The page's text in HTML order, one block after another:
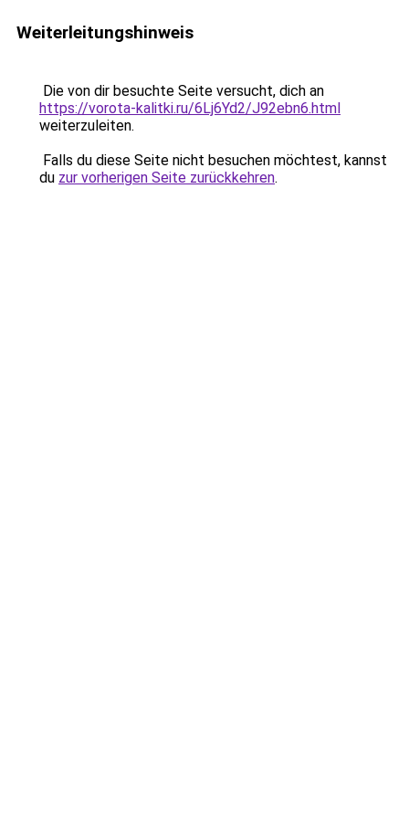
Weiterleitungshinweis
Die von dir besuchte Seite versucht, dich an
https://vorota-kalitki.ru/6Lj6Yd2/J92ebn6.html
weiterzuleiten.
Falls du diese Seite nicht besuchen möchtest, kannst
du zur vorherigen Seite zurückkehren.